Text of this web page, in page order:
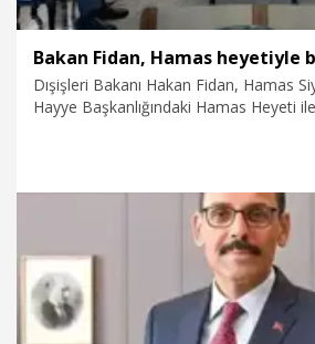
Bakan Fidan, Hamas heyetiyle
Dışişleri Bakanı Hakan Fidan, Hamas
Hayye Başkanlığındaki Hamas Heyeti
31.03.2026